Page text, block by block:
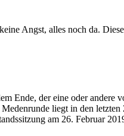
Angst, alles noch da.
Ende, der eine oder
liegt in den
am 26. Februar